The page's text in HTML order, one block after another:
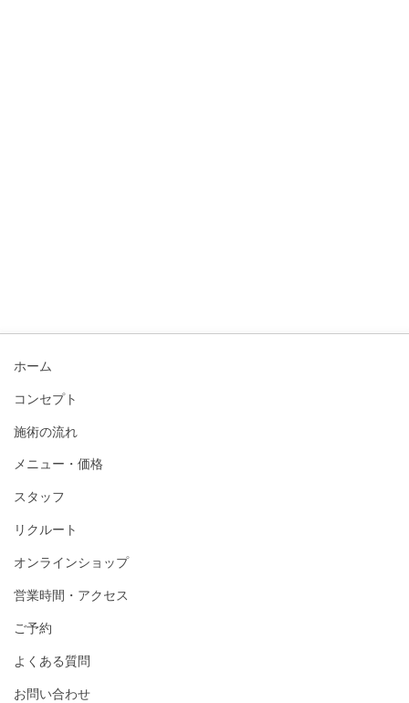
ホーム
コンセプト
施術の流れ
メニュー・価格
スタッフ
リクルート
オンラインショップ
営業時間・アクセス
ご予約
よくある質問
お問い合わせ